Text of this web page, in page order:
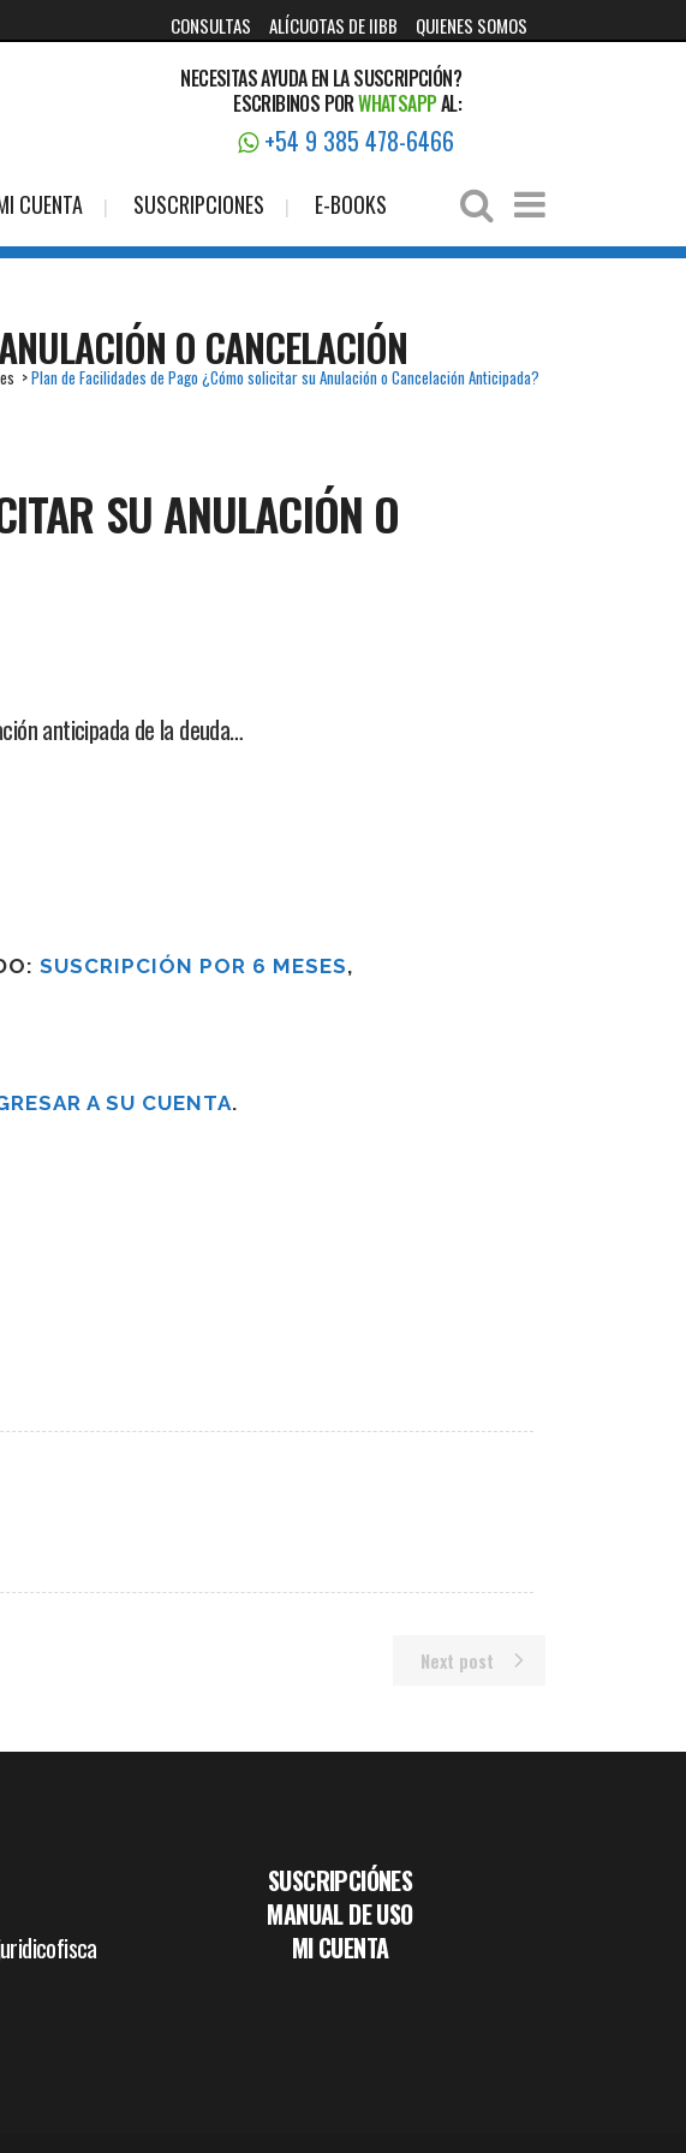
CONSULTAS ALÍCUOTAS DE IIBB QUIENES SOMOS
NECESITAS AYUDA EN LA SUSCRIPCIÓN?
ESCRIBINOS PORWHATSAPPAL:
+54 9 385 478-6466
CUENTA SUSCRIPCIONES E-BOOKS
O CANCELACIÓN
>Plan de Facilidades de Pago ¿Cómo solicitar su Anulación o Cancelación Anticipada?
SU ANULACIÓN O
anticipada de la deuda…
SUSCRIPCIÓN POR 6 MESES,
A SU CUENTA.
Next post
SUSCRIPCIÓNES
MANUAL DE USO
MI CUENTA